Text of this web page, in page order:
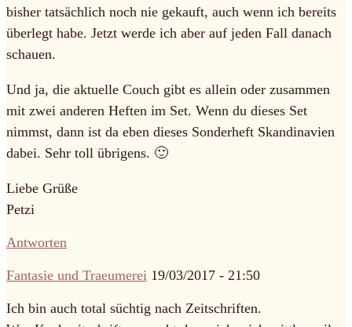
bisher tatsächlich noch nie gekauft, auch wenn ich bereits
überlegt habe. Jetzt werde ich aber auf jeden Fall danach
schauen.
Und ja, die aktuelle Couch gibt es allein oder zusammen
mit zwei anderen Heften im Set. Wenn du dieses Set
nimmst, dann ist da eben dieses Sonderheft Skandinavien
dabei. Sehr toll übrigens. 🙂
Liebe Grüße
Petzi
Antworten
Fantasie und Traeumerei 19/03/2017 - 21:50
Ich bin auch total süchtig nach Zeitschriften.